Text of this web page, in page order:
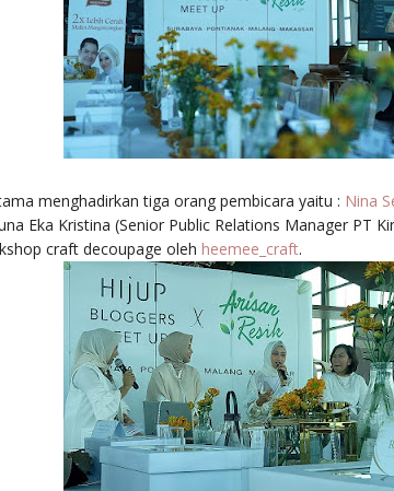
menghadirkan tiga orang pembicara yaitu : Nina
Eka Kristina (Senior Public Relations Manager PT
craft decoupage oleh heemee_craft.